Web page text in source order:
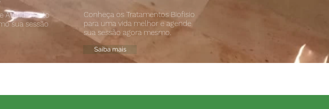
Atendimento
sua sessão
Conheça os Tratamentos Biofisio
para uma vida melhor e agende
sua sessão agora mesmo.
Saiba mais